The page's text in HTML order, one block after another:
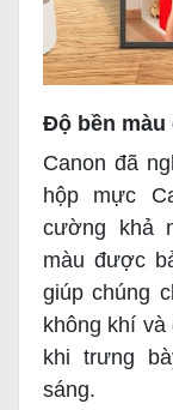
Độ bền màu
Canon đã
hộp mực
cường khả
màu được
giúp chúng
không khí
khi trưng
sáng.